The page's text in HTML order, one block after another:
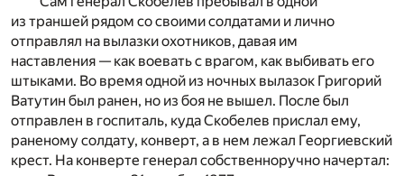
из траншей рядом со своими солдатами и лично
отправлял на вылазки охотников, давая им
наставления — как воевать с врагом, как выбивать его
штыками. Во время одной из ночных вылазок Григорий
Ватутин был ранен, но из боя не вышел. После был
отправлен в госпиталь, куда Скобелев прислал ему,
раненому солдату, конверт, а в нем лежал Георгиевский
крест. На конверте генерал собственноручно начертал: